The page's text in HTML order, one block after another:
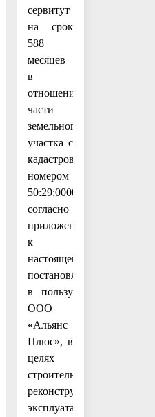
сервитут
на срок
588
месяцев
в
отношении
части
земельного
участка с
кадастровым
номером
50:29:0000000:52857,
согласно
приложению
к
настоящему
постановлению,
в пользу
ООО
«Альянс
Плюс», в
целях
строительства,
реконструкции,
эксплуатации,